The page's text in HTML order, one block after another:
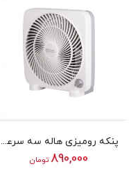
پنکه رومیزی هاله سه سرعته دمنده سری FTF مدل 20H2S
890,000 تومان